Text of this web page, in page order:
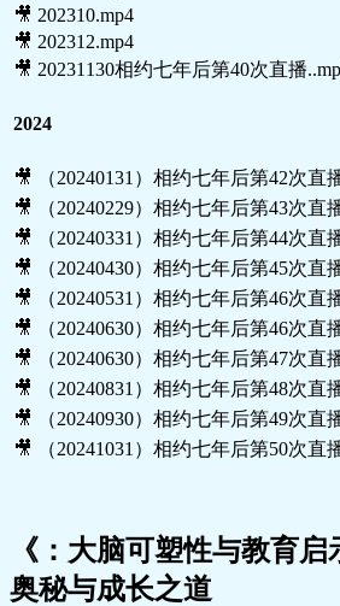
🎥 202310.mp4
🎥 202312.mp4
🎥 20231130相约七年后第40次直播
2024
🎥 （20240131）相约七年后第42次直
🎥 （20240229）相约七年后第43次直
🎥 （20240331）相约七年后第44次直
🎥 （20240430）相约七年后第45次直
🎥 （20240531）相约七年后第46次直
🎥 （20240630）相约七年后第46次直
🎥 （20240630）相约七年后第47次直
🎥 （20240831）相约七年后第48次直
🎥 （20240930）相约七年后第49次直
🎥 （20241031）相约七年后第50次直
《：大脑可塑性与教育
奥秘与成长之道